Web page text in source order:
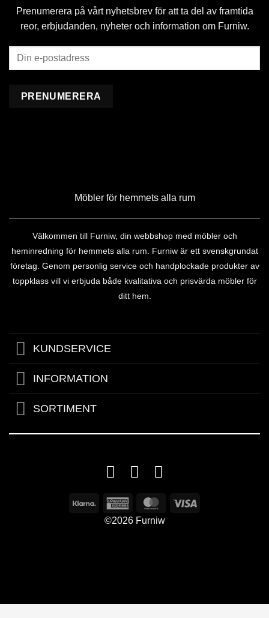
Prenumerera på vårt nyhetsbrev för att ta del av framtida
reor, erbjudanden, nyheter och information om Furniw.
Möbler för hemmets alla rum
Välkommen till Furniw, din webbshop med möbler och
heminredning för hemmets alla rum. Furniw är ett svenskgrundat
företag. Genom personlig service och handplockade produkter av
toppklass vill vi erbjuda både kvalitativa och prisvärda möbler för
ditt hem.
KUNDSERVICE
INFORMATION
SORTIMENT
©2026 Furniw